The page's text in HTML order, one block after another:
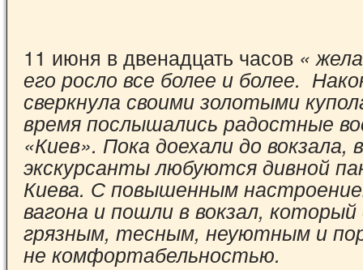
11 июня в двенадцать часов «
его росло все более и более.
сверкнула своими золотыми
время послышались радостные
«Киев». Пока доехали до вокзала,
экскурсанты любуются дивной
Киева. С повышенным
вагона и пошли в вокзал, который
грязным, тесным, неуютным и
не комфортабельностью.